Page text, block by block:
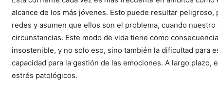
alcance de los más jóvenes. Esto puede resultar
redes y asumen que ellos son el problema, cuando
circunstancias. Este modo de vida tiene como
insostenible, y no solo eso, sino también la dificultad para
capacidad para la gestión de las emociones. A largo
estrés patológicos.